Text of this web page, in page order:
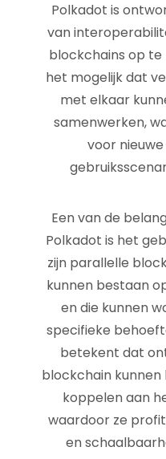
Polkadot is
van
blockchains op te
het mogelijk dat
met elkaar
samenwerken,
voor
Een van de
Polkadot is het
zijn parallelle
kunnen bestaan
en die kunnen
specifieke
betekent dat
blockchain kunnen
koppelen aan
waardoor ze
en